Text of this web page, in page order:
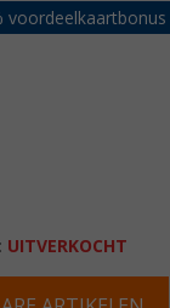
voordeelkaartbonus
UITVERKOCHT